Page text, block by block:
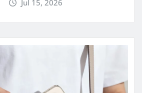
Jul 15, 2026